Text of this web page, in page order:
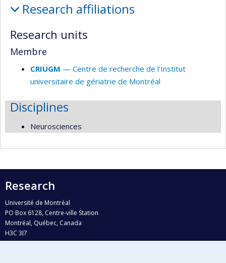
and
responsabilities
Research affiliations
Research units
Membre
CRIUGM — Centre de recherche de l'Institut
universitaire de gériatrie de Montréal
Disciplines
Neurosciences
Research
Université de Montréal
PO Box 6128, Centre-ville Station
Montréal, Québec, Canada
H3C 3J7